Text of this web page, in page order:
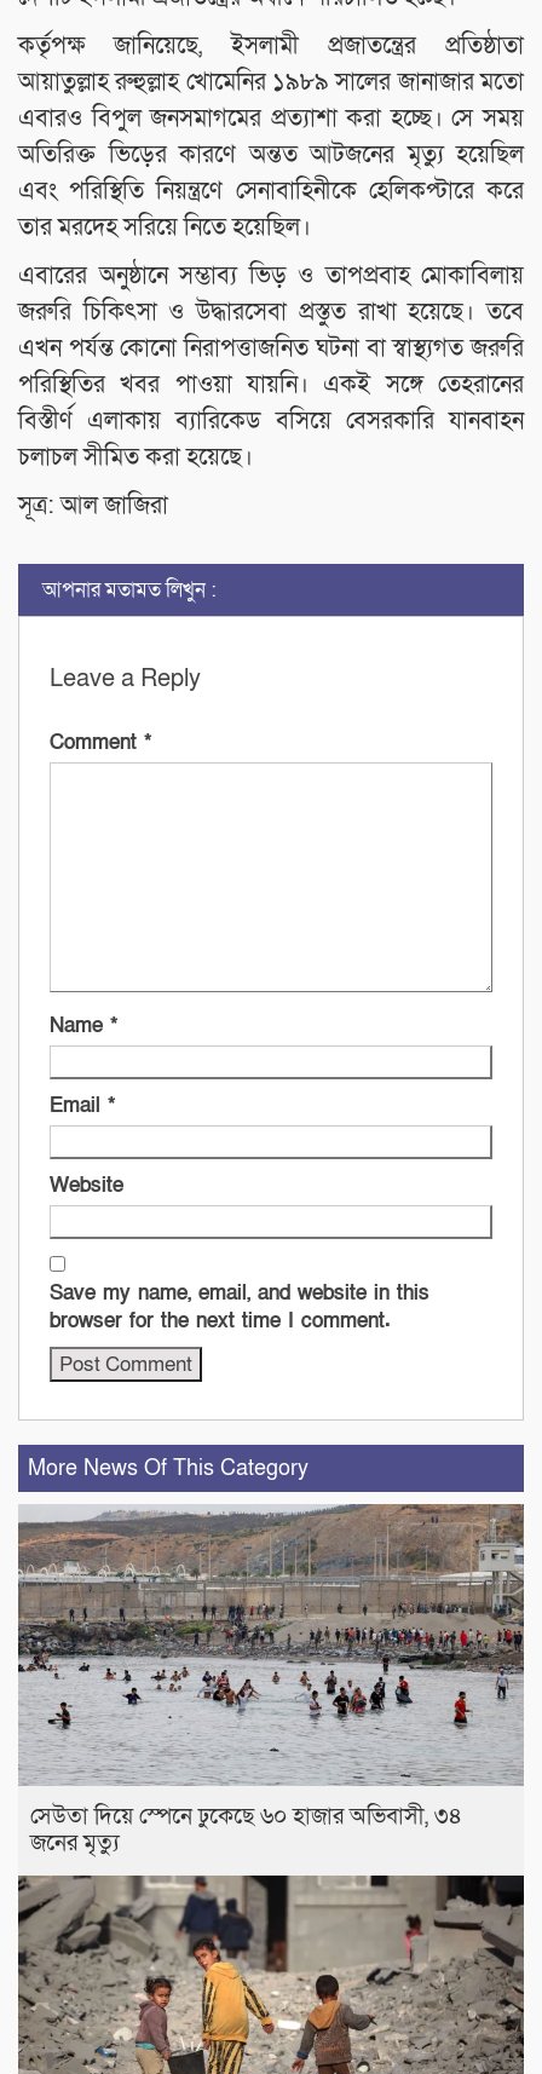
কর্তৃপক্ষ জানিয়েছে, ইসলামী প্রজাতন্ত্রের প্রতিষ্ঠাতা
আয়াতুল্লাহ রুহুল্লাহ খোমেনির ১৯৮৯ সালের জানাজার মতো
এবারও বিপুল জনসমাগমের প্রত্যাশা করা হচ্ছে। সে সময়
অতিরিক্ত ভিড়ের কারণে অন্তত আটজনের মৃত্যু হয়েছিল
এবং পরিস্থিতি নিয়ন্ত্রণে সেনাবাহিনীকে হেলিকপ্টারে করে
তার মরদেহ সরিয়ে নিতে হয়েছিল।
এবারের অনুষ্ঠানে সম্ভাব্য ভিড় ও তাপপ্রবাহ মোকাবিলায়
জরুরি চিকিৎসা ও উদ্ধারসেবা প্রস্তুত রাখা হয়েছে। তবে
এখন পর্যন্ত কোনো নিরাপত্তাজনিত ঘটনা বা স্বাস্থ্যগত জরুরি
পরিস্থিতির খবর পাওয়া যায়নি। একই সঙ্গে তেহরানের
বিস্তীর্ণ এলাকায় ব্যারিকেড বসিয়ে বেসরকারি যানবাহন
চলাচল সীমিত করা হয়েছে।
সূত্র: আল জাজিরা
আপনার মতামত লিখুন :
Leave a Reply
Comment *
Name *
Email *
Website
Save my name, email, and website in this
browser for the next time I comment.
More News Of This Category
সেউতা দিয়ে স্পেনে ঢুকেছে ৬০ হাজার অভিবাসী, ৩৪
জনের মৃত্যু